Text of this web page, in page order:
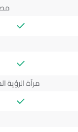
مرآة الرؤية